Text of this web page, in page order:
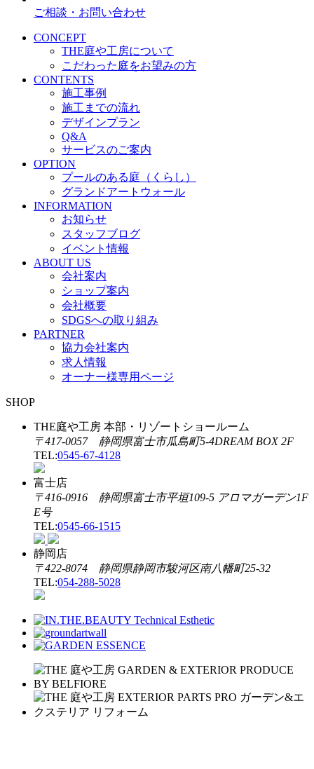
ご相談・お問い合わせ
CONCEPT
THE庭や工房について
こだわった庭をお望みの方
CONTENTS
施工事例
施工までの流れ
デザインプラン
Q&A
サービスのご案内
OPTION
プールのある庭（くらし）
グランドアートウォール
INFORMATION
お知らせ
スタッフブログ
イベント情報
ABOUT US
会社案内
ショップ案内
会社概要
SDGSへの取り組み
PARTNER
協力会社案内
求人情報
オーナー様専用ページ
SHOP
THE庭や工房 本部・リゾートショールーム
〒417-0057 静岡県富士市瓜島町5-4DREAM BOX 2F
TEL:0545-67-4128
富士店
〒416-0916 静岡県富士市平垣109-5 アロマガーデン1F
E号
TEL:0545-66-1515
静岡店
〒422-8074 静岡県静岡市駿河区南八幡町25-32
TEL:054-288-5028